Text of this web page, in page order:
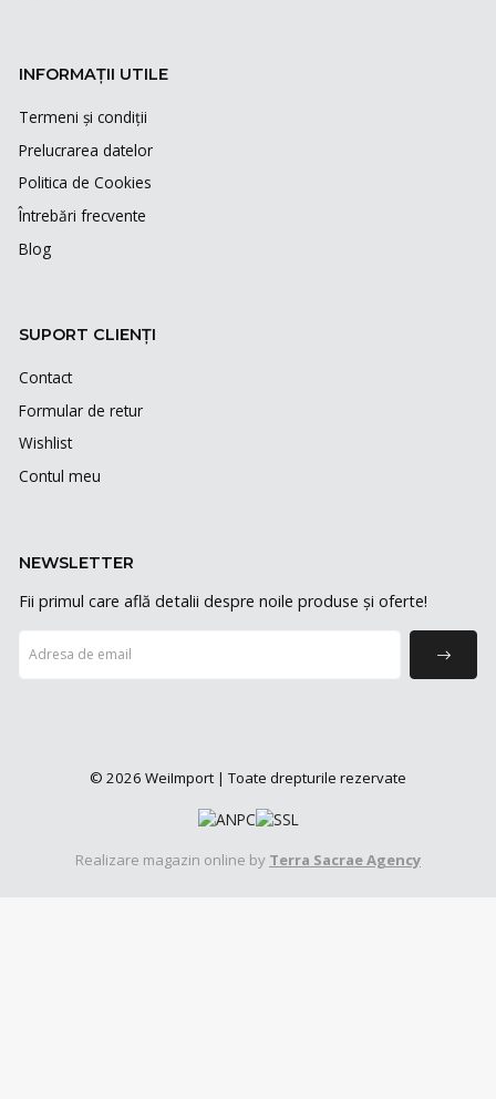
INFORMAȚII UTILE
Termeni și condiții
Prelucrarea datelor
Politica de Cookies
Întrebări frecvente
Blog
SUPORT CLIENȚI
Contact
Formular de retur
Wishlist
Contul meu
NEWSLETTER
Fii primul care află detalii despre noile produse și oferte!
© 2026 WeiImport | Toate drepturile rezervate
Realizare magazin online by Terra Sacrae Agency